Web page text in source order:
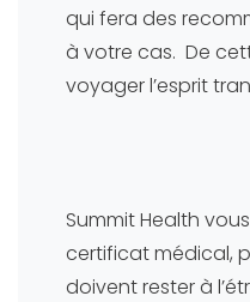
qui fera des
à votre cas. De
voyager l’esprit
Summit Health
certificat médical,
doivent rester à